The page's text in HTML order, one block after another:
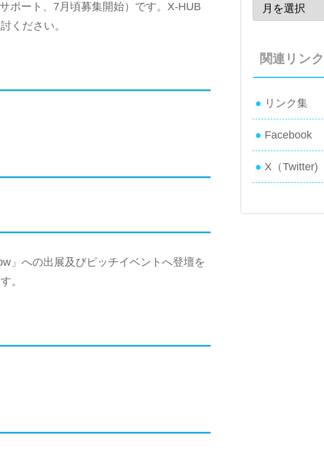
ポート、7月頃募集開始）です。X-HUB
ください。
」への出展及びピッチイベントへ登壇を
。
関連リン
リンク集
Facebook
X（Twitter)